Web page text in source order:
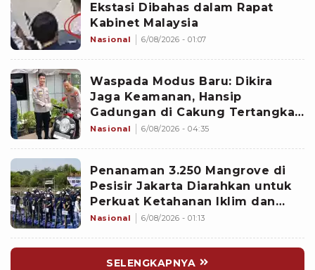
Ekstasi Dibahas dalam Rapat
Kabinet Malaysia
Nasional 6/08/2026 - 01:07
Waspada Modus Baru: Dikira
Jaga Keamanan, Hansip
Gadungan di Cakung Tertangkap
Basah Curi Motor
Nasional 6/08/2026 - 04:35
Penanaman 3.250 Mangrove di
Pesisir Jakarta Diarahkan untuk
Perkuat Ketahanan Iklim dan
Kurangi Risiko Bencana
Nasional 6/08/2026 - 01:13
SELENGKAPNYA